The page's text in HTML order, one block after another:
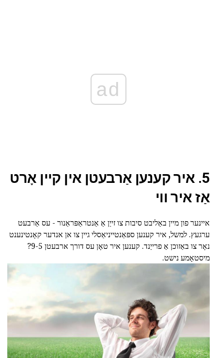
ad
5. איר קענען אַרבעטן אין קיין אָרט
אַז איר ווי
איינער פון מיין באַליבט סיבות צו זייַן אַ אַנטראַפּראַנור - עס אַרבעט
ערגעץ. למשל, איר קענען ספּאַנטייניאַסלי גיין צו אן אנדער קאָנטינענט
נאָר צו באַזוכן אַ פרייַנד. קענען איר טאָן עס דורך ארבעטן 9-5?
מיסטאָמע נישט.